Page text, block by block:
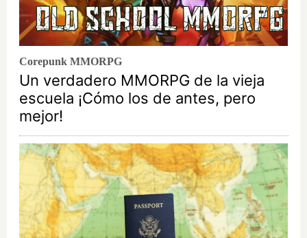
Corepunk MMORPG
Un verdadero MMORPG de la vieja
escuela ¡Cómo los de antes, pero
mejor!